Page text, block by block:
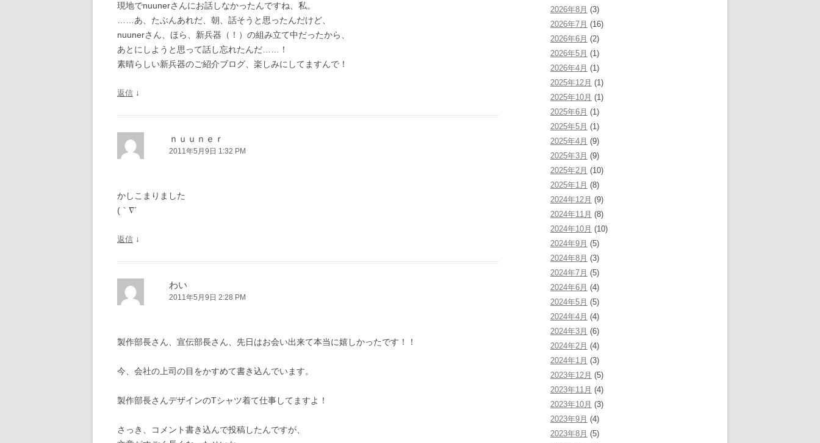
現地でnuunerさんにお話しなかったんですね、私。
……あ、たぶんあれだ、朝、話そうと思ったんだけど、
nuunerさん、ほら、新兵器（！）の組み立て中だったから、
あとにしようと思って話し忘れたんだ……！
素晴らしい新兵器のご紹介ブログ、楽しみにしてますんで！
返信 ↓
ｎｕｕｎｅｒ
2011年5月9日 1:32 PM
かしこまりました
(｀∇´ゞ
返信 ↓
わい
2011年5月9日 2:28 PM
製作部長さん、宣伝部長さん、先日はお会い出来て本当に嬉しかったです！！
今、会社の上司の目をかすめて書き込んでいます。
製作部長さんデザインのTシャツ着て仕事してますよ！
さっき、コメント書き込んで投稿したんですが、
2026年8月 (3)
2026年7月 (16)
2026年6月 (2)
2026年5月 (1)
2026年4月 (1)
2025年12月 (1)
2025年10月 (1)
2025年6月 (1)
2025年5月 (1)
2025年4月 (9)
2025年3月 (9)
2025年2月 (10)
2025年1月 (8)
2024年12月 (9)
2024年11月 (8)
2024年10月 (10)
2024年9月 (5)
2024年8月 (3)
2024年7月 (5)
2024年6月 (4)
2024年5月 (5)
2024年4月 (4)
2024年3月 (6)
2024年2月 (4)
2024年1月 (3)
2023年12月 (5)
2023年11月 (4)
2023年10月 (3)
2023年9月 (4)
2023年8月 (5)